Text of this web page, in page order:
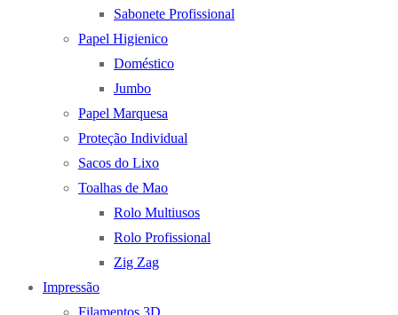
Sabonete Profissional
Papel Higienico
Doméstico
Jumbo
Papel Marquesa
Proteção Individual
Sacos do Lixo
Toalhas de Mao
Rolo Multiusos
Rolo Profissional
Zig Zag
Impressão
Filamentos 3D